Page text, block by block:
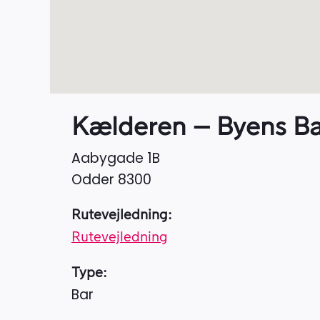
Kælderen – Byens
Aabygade 1B
Odder 8300
Rutevejledning:
Rutevejledning
Type:
Bar